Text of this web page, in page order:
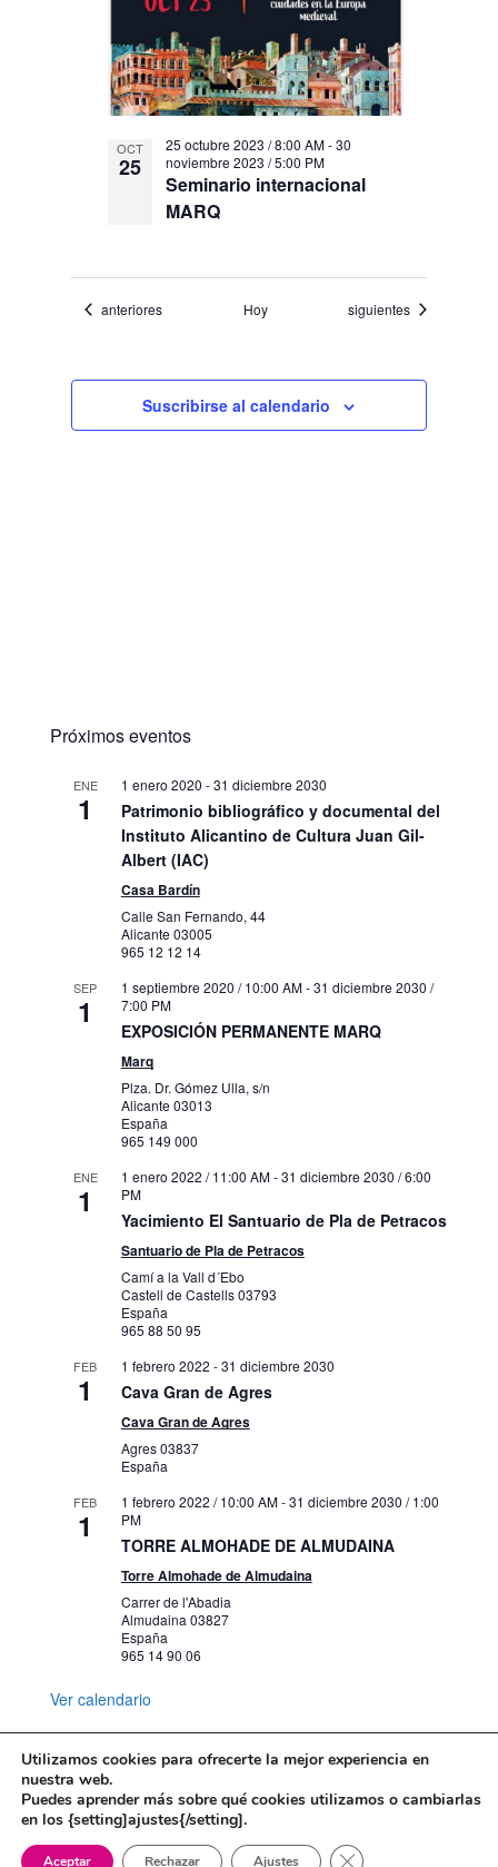
OCT
25
Seminario internacional
MARQ
25 octubre 2023 / 8:00 AM-30
noviembre 2023 / 5:00 PM
Eventos
anteriores Hoy Eventos
siguientes
Suscribirse al calendario
Próximos eventos
ENE
1
1 enero 2020 -31 diciembre 2030
Patrimonio bibliográfico y documental del
Instituto Alicantino de Cultura Juan Gil-
Albert (IAC)
Casa Bardín
Calle San Fernando, 44
Alicante 03005
965 12 12 14
SEP
1
1 septiembre 2020 / 10:00 AM-31 diciembre 2030 /
7:00 PM
EXPOSICIÓN PERMANENTE MARQ
Marq
Plza. Dr. Gómez Ulla, s/n
Alicante 03013
España
965 149 000
ENE
1
1 enero 2022 / 11:00 AM-31 diciembre 2030 / 6:00
PM
Yacimiento El Santuario de Pla de Petracos
Santuario de Pla de Petracos
Camí a la Vall d´Ebo
Castell de Castells03793
España
965 88 50 95
FEB
1
1 febrero 2022 -31 diciembre 2030
Cava Gran de Agres
Cava Gran de Agres
Agres03837
España
FEB
1
1 febrero 2022 / 10:00 AM-31 diciembre 2030 / 1:00
PM
TORRE ALMOHADE DE ALMUDAINA
Torre Almohade de Almudaina
Carrer de l'Abadia
Almudaina 03827
España
965 14 90 06
Ver calendario
Mapa web
Política de Privacidad
Politica de cookies
Utilizamos cookies para ofrecerte la mejor experiencia en
nuestra web.
Puedes aprender más sobre qué cookies utilizamos o cambiarlas
en los {setting]ajustes{/setting].
Aceptar Rechazar Ajustes Cerrar el banner de